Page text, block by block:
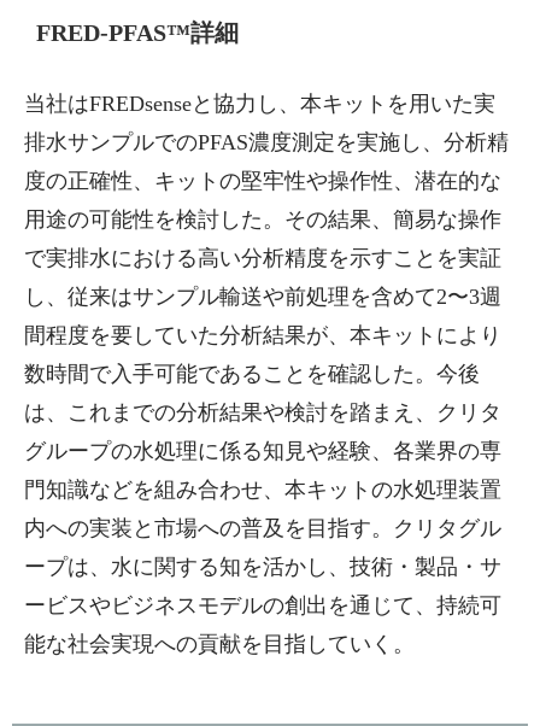
FRED-PFAS™詳細
当社はFREDsenseと協力し、本キットを用いた実
排水サンプルでのPFAS濃度測定を実施し、分析精
度の正確性、キットの堅牢性や操作性、潜在的な
用途の可能性を検討した。その結果、簡易な操作
で実排水における高い分析精度を示すことを実証
し、従来はサンプル輸送や前処理を含めて2〜3週
間程度を要していた分析結果が、本キットにより
数時間で入手可能であることを確認した。今後
は、これまでの分析結果や検討を踏まえ、クリタ
グループの水処理に係る知見や経験、各業界の専
門知識などを組み合わせ、本キットの水処理装置
内への実装と市場への普及を目指す。クリタグル
ープは、水に関する知を活かし、技術・製品・サ
ービスやビジネスモデルの創出を通じて、持続可
能な社会実現への貢献を目指していく。